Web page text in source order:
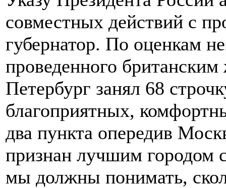
совместных действий с
губернатор. По оценкам
проведенного
Петербург занял 68
благоприятных,
два пункта опередив
признан лучшим городом
мы должны понимать,